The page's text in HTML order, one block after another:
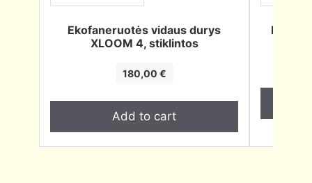
Ekofaneruotės vidaus durys
XLOOM 4, stiklintos
180,00 €
Add to cart